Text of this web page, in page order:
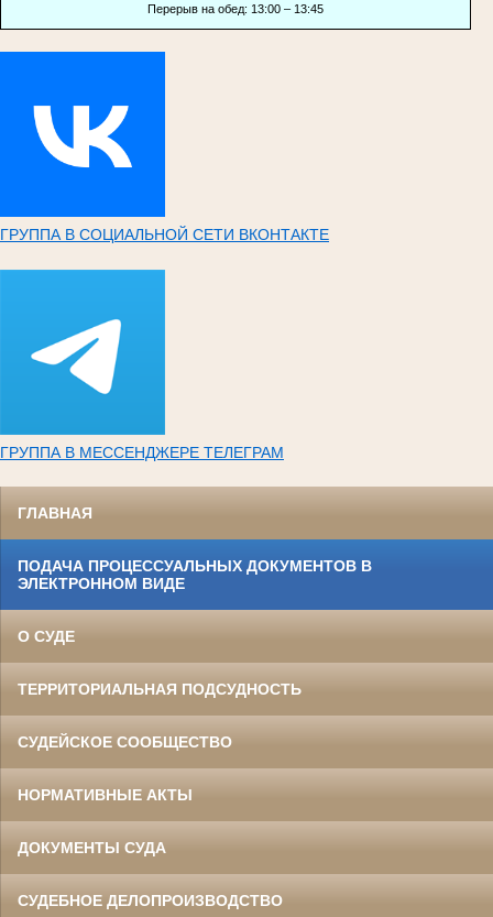
Перерыв на обед: 13:00 – 13:45
ГРУППА В СОЦИАЛЬНОЙ СЕТИ ВКОНТАКТЕ
ГРУППА В МЕССЕНДЖЕРЕ ТЕЛЕГРАМ
ГЛАВНАЯ
ПОДАЧА ПРОЦЕССУАЛЬНЫХ ДОКУМЕНТОВ В
ЭЛЕКТРОННОМ ВИДЕ
О СУДЕ
ТЕРРИТОРИАЛЬНАЯ ПОДСУДНОСТЬ
СУДЕЙСКОЕ СООБЩЕСТВО
НОРМАТИВНЫЕ АКТЫ
ДОКУМЕНТЫ СУДА
СУДЕБНОЕ ДЕЛОПРОИЗВОДСТВО